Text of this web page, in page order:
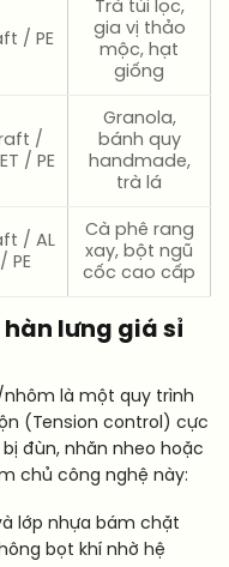
/ PE
Trà túi lọc,
gia vị thảo
mộc, hạt
giống
/
/ PE
Granola,
bánh quy
handmade,
trà lá
/ AL
/ PE
Cà phê rang
xay, bột ngũ
cốc cao cấp
lưng giá sỉ
là một quy trình
(Tension control) cực
đùn, nhăn nheo hoặc
chủ công nghệ này:
lớp nhựa bám chặt
bọt khí nhờ hệ